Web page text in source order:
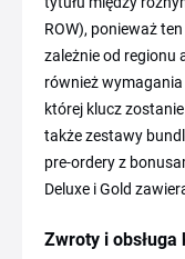
ROW), ponieważ
zależnie od regionu
również
której klucz
także zestawy
pre-ordery z
Deluxe i Gold
Zwroty i obsługa